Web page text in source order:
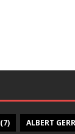
(7) ALBERT